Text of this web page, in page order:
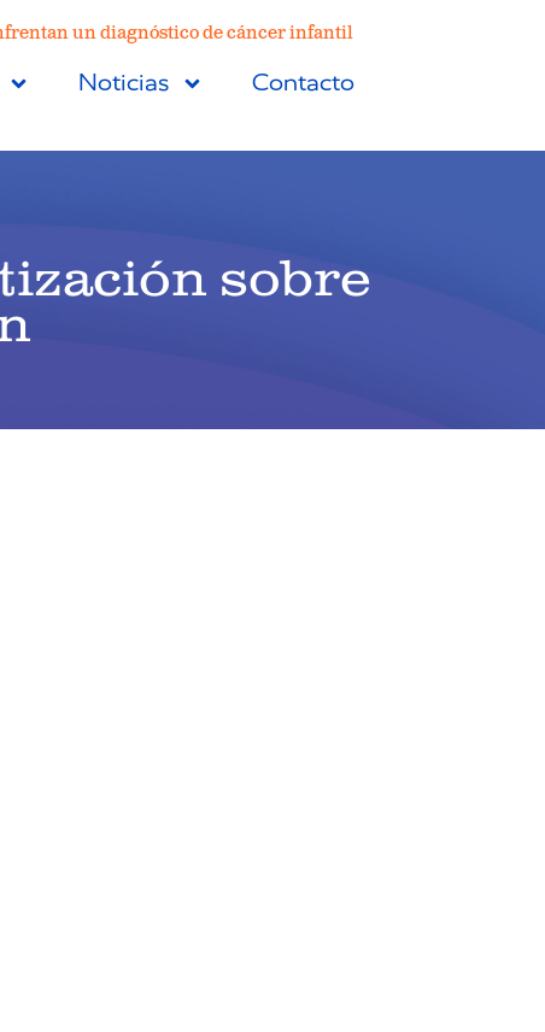
un diagnóstico de cáncer infantil
Noticias Contacto
sobre